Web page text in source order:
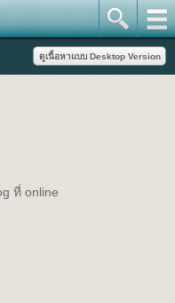
ที่ online